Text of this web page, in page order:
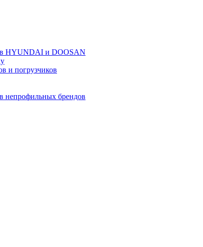
HYUNDAI и DOOSAN
и погрузчиков
непрофильных брендов